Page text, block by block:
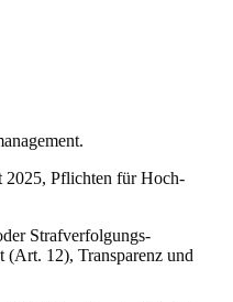
2025, Pflichten für Hoch-
Strafverfolgungs-
(Art. 12), Transparenz und